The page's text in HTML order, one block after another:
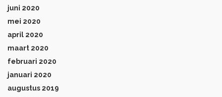
juni 2020
mei 2020
april 2020
maart 2020
februari 2020
januari 2020
augustus 2019